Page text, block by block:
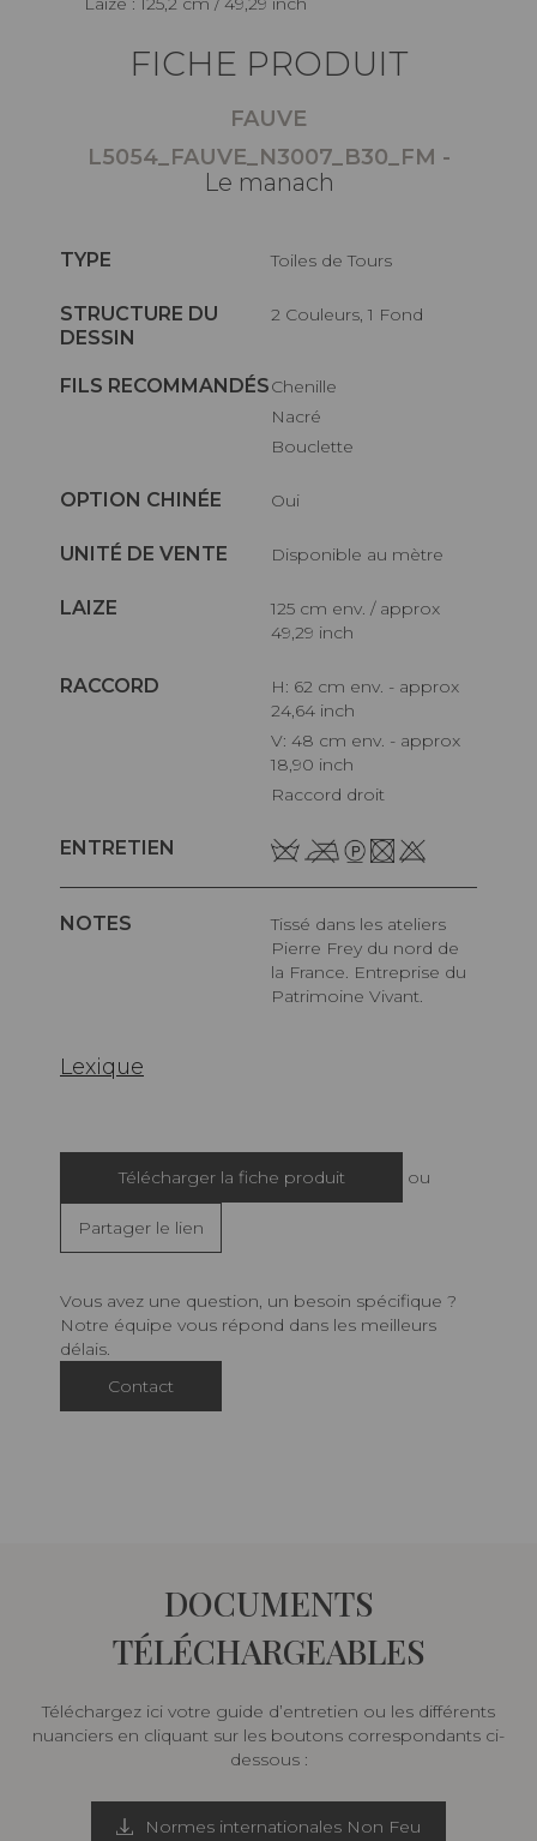
FICHE PRODUIT
FAUVE
L5054_FAUVE_N3007_B30_FM -
Le manach
TYPE Toiles de Tours
STRUCTURE DU
DESSIN
2 Couleurs, 1 Fond
FILS RECOMMANDÉS
Chenille
Nacré
Bouclette
OPTION CHINÉE Oui
UNITÉ DE VENTE Disponible au mètre
LAIZE
125 cm env. / approx
49,29 inch
RACCORD
H: 62 cm env. - approx
24,64 inch
V: 48 cm env. - approx
18,90 inch
Raccord droit
ENTRETIEN
NOTES
Tissé dans les ateliers
Pierre Frey du nord de
la France. Entreprise du
Patrimoine Vivant.
Lexique
Télécharger la fiche produit ou
Partager le lien
Vous avez une question, un besoin spécifique ?
Notre équipe vous répond dans les meilleurs
délais.
Contact
DOCUMENTS
TÉLÉCHARGEABLES
Téléchargez ici votre guide d’entretien ou les différents
nuanciers en cliquant sur les boutons correspondants ci-
dessous :
Normes internationales Non Feu